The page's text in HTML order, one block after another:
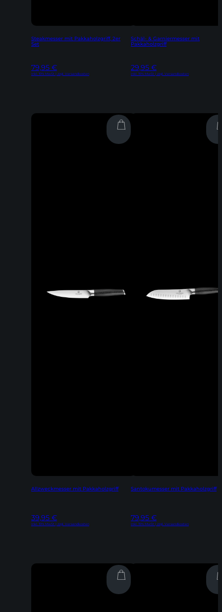
Steakmesser mit Pakkaholzgriff, 2er
Set
79,95 €
Inkl. 19% MwSt | zzgl. Versandkosten
Schäl- & Garniermesser mit
Pakkaholzgriff
29,95 €
Inkl. 19% MwSt | zzgl. Versandkosten
Allzweckmesser mit Pakkaholzgriff
39,95 €
Inkl. 19% MwSt | zzgl. Versandkosten
Santokumesser mit Pakkaholzgriff
79,95 €
Inkl. 19% MwSt | zzgl. Versandkosten